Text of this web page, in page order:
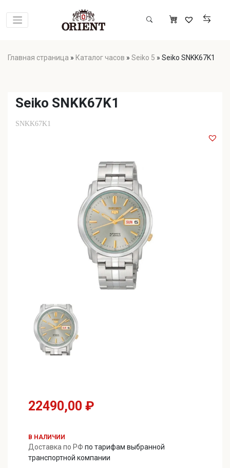
Главная страница » Каталог часов » Seiko 5 » Seiko SNKK67K1
Seiko SNKK67K1
SNKK67K1
22490,00 ₽
В НАЛИЧИИ
Доставка по РФ по тарифам выбранной
транспортной компании